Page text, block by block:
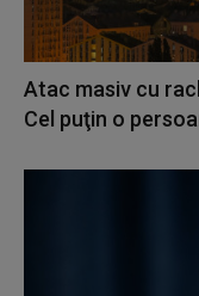
Atac masiv cu
Cel puţin o